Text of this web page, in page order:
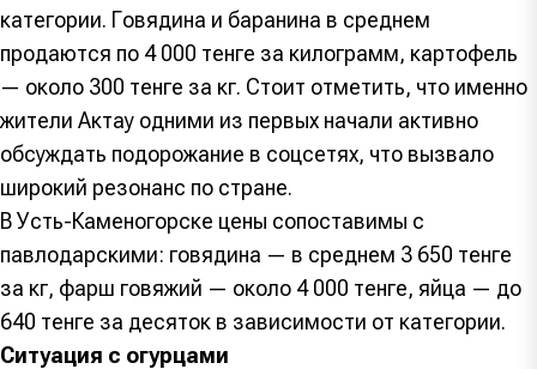
категории. Говядина и баранина в среднем
продаются по 4 000 тенге за килограмм, картофель
— около 300 тенге за кг. Стоит отметить, что именно
жители Актау одними из первых начали активно
обсуждать подорожание в соцсетях, что вызвало
широкий резонанс по стране.
В Усть-Каменогорске цены сопоставимы с
павлодарскими: говядина — в среднем 3 650 тенге
за кг, фарш говяжий — около 4 000 тенге, яйца — до
640 тенге за десяток в зависимости от категории.
Ситуация с огурцами